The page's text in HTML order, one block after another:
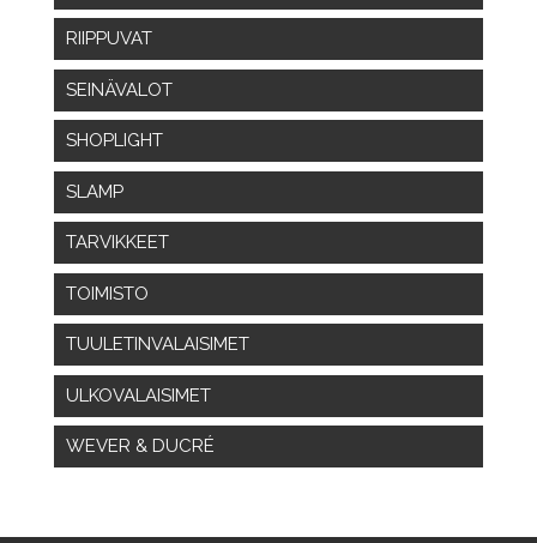
RIIPPUVAT
SEINÄVALOT
SHOPLIGHT
SLAMP
TARVIKKEET
TOIMISTO
TUULETINVALAISIMET
ULKOVALAISIMET
WEVER & DUCRÉ